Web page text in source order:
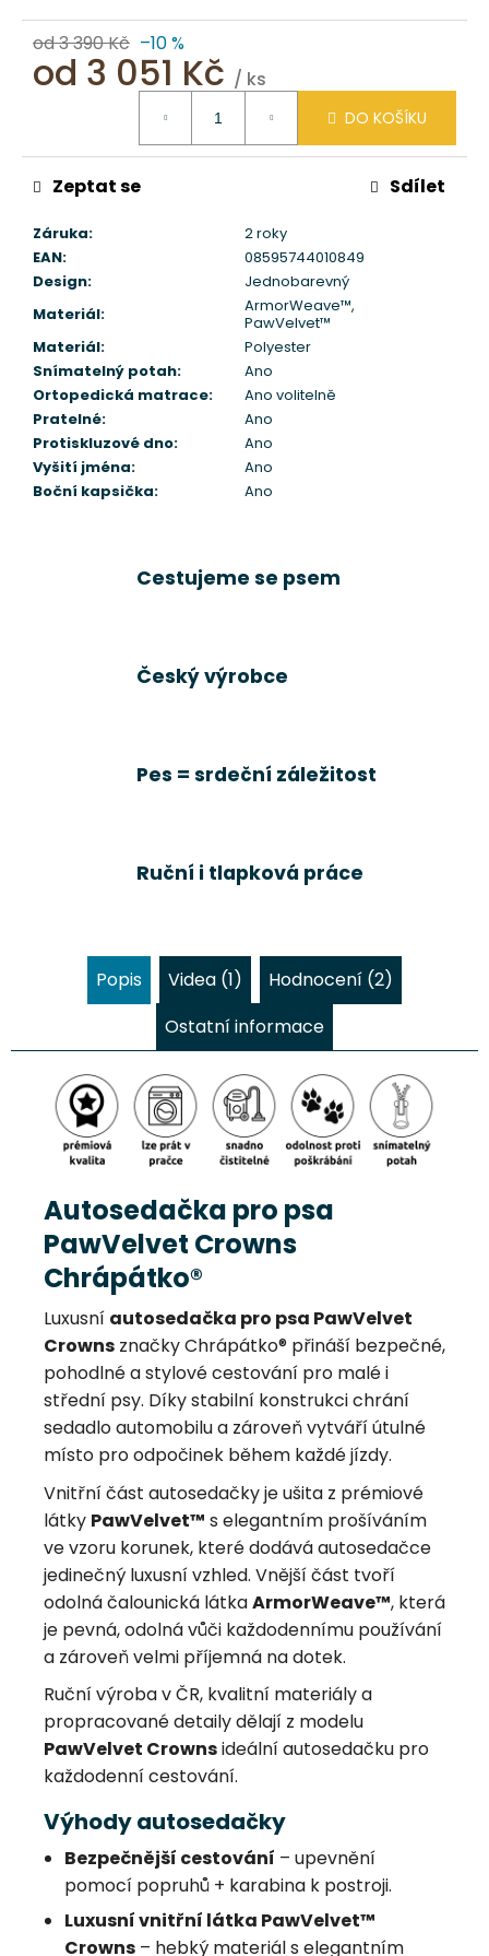
od 3 390 Kč –10 %
od 3 051 Kč / ks
DO KOŠÍKU
Záruka:
2 roky
EAN:
08595744010849
Design:
Jednobarevný
Materiál: ArmorWeave™,
PawVelvet™
Materiál:
Polyester
Snímatelný potah:
Ano
Ortopedická matrace:
Ano volitelně
Pratelné:
Ano
Protiskluzové dno:
Ano
Vyšití jména:
Ano
Boční kapsička: Ano
Zeptat se Sdílet
Cestujeme se psem
Český výrobce
Pes = srdeční záležitost
Ruční i tlapková práce
Popis Videa (1)
Hodnocení (2)
Ostatní informace
Autosedačka pro psa
PawVelvet Crowns
Chrápátko®
Luxusní autosedačka pro psa PawVelvet
Crowns značky Chrápátko® přináší bezpečné,
pohodlné a stylové cestování pro malé i
střední psy. Díky stabilní konstrukci chrání
sedadlo automobilu a zároveň vytváří útulné
místo pro odpočinek během každé jízdy.
Vnitřní část autosedačky je ušita z prémiové
látky PawVelvet™ s elegantním prošíváním
ve vzoru korunek, které dodává autosedačce
jedinečný luxusní vzhled. Vnější část tvoří
odolná čalounická látkaArmorWeave™, která
je pevná, odolná vůči každodennímu používání
a zároveň velmi příjemná na dotek.
Ruční výroba v ČR, kvalitní materiály a
propracované detaily dělají z modelu
PawVelvet Crownsideální autosedačku pro
každodenní cestování.
Výhody autosedačky
Bezpečnější cestování – upevnění
pomocí popruhů + karabina k postroji.
Luxusní vnitřní látka PawVelvet™
Crowns – hebký materiál s elegantním